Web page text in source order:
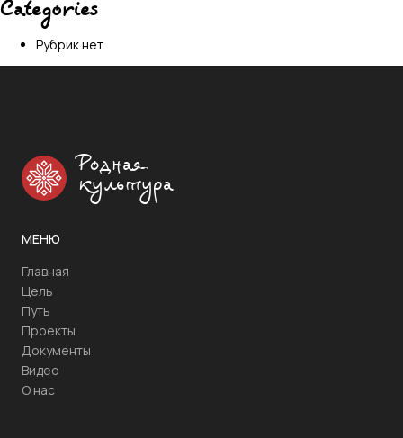
Categories
Рубрик нет
Родная
культура
МЕНЮ
Главная
Цель
Путь
Проекты
Документы
Видео
О нас